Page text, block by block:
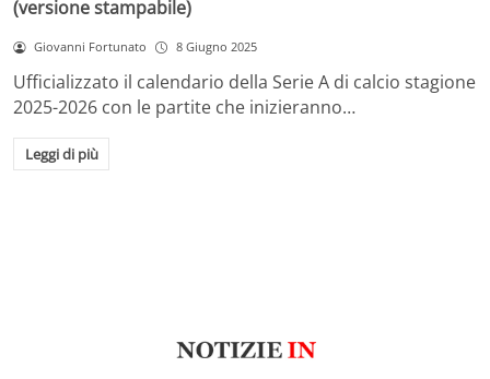
(versione stampabile)
Giovanni Fortunato 8 Giugno 2025
Ufficializzato il calendario della Serie A di calcio stagione
2025-2026 con le partite che inizieranno…
Leggi di più